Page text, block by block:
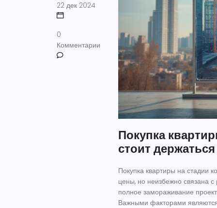
22 дек 2024
0
Комментарии
Покупка
стоит
Покупка квартиры на стадии
цены, но неизбежно связана
полное замораживание
Важными факторами